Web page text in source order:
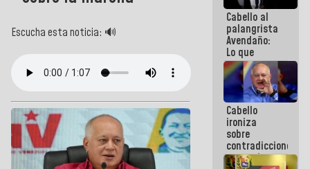
Escucha esta noticia: 🔊
Cabello al
palangrista
Avendaño:
Lo que
vayas a
escribir
hazlo hoy
por que no
sabemos si
la semana
que viene
hay
programa
Cabello
ironiza
sobre
contradicciones
y mentiras